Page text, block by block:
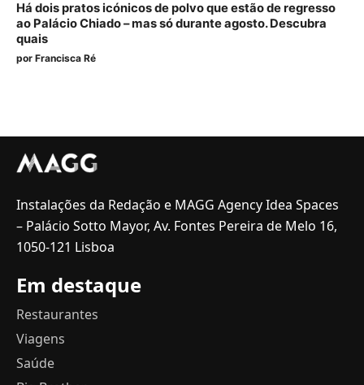
Há dois pratos icónicos de polvo que estão de regresso
ao Palácio Chiado – mas só durante agosto. Descubra
quais
por Francisca Ré
Instalações da Redação e MAGG Agency Idea Spaces
– Palácio Sotto Mayor, Av. Fontes Pereira de Melo 16,
1050-121 Lisboa
Em destaque
Restaurantes
Viagens
Saúde